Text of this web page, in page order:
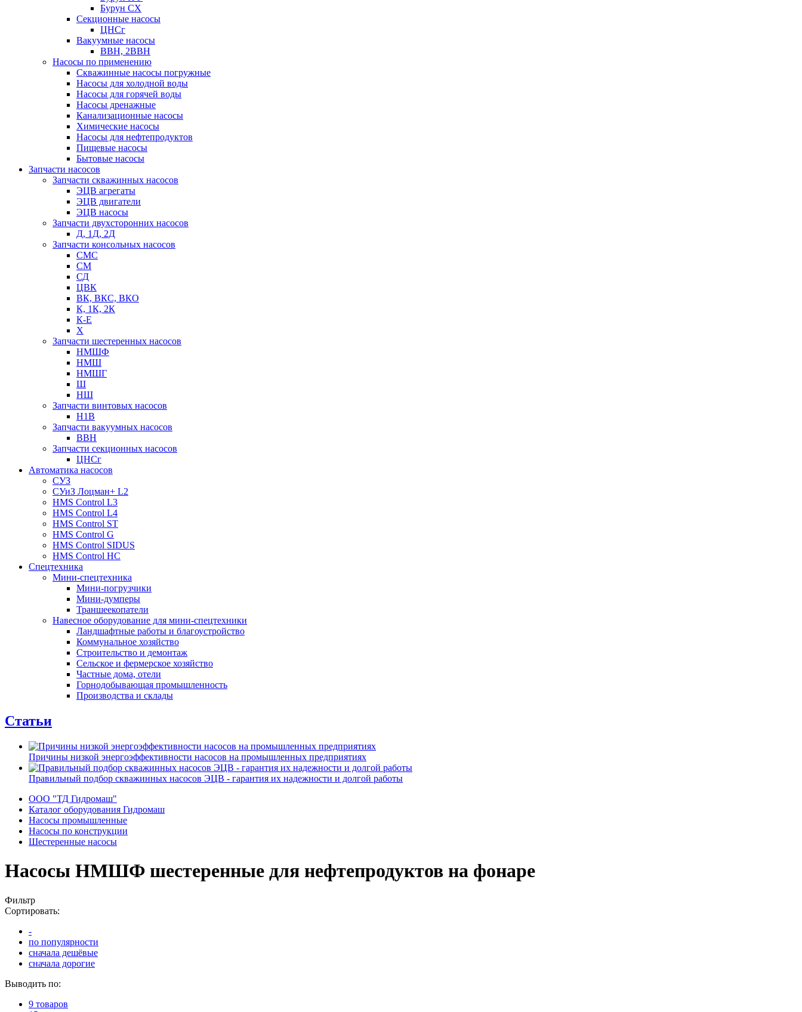
Бурун СХ
Секционные насосы
ЦНСг
Вакуумные насосы
ВВН, 2ВВН
Насосы по применению
Скважинные насосы погружные
Насосы для холодной воды
Насосы для горячей воды
Насосы дренажные
Канализационные насосы
Химические насосы
Насосы для нефтепродуктов
Пищевые насосы
Бытовые насосы
Запчасти насосов
Запчасти скважинных насосов
ЭЦВ агрегаты
ЭЦВ двигатели
ЭЦВ насосы
Запчасти двухсторонних насосов
Д, 1Д, 2Д
Запчасти консольных насосов
СМС
СМ
СД
ЦВК
ВК, ВКС, ВКО
К, 1К, 2К
К-Е
Х
Запчасти шестеренных насосов
НМШФ
НМШ
НМШГ
Ш
НШ
Запчасти винтовых насосов
Н1В
Запчасти вакуумных насосов
ВВН
Запчасти секционных насосов
ЦНСг
Автоматика насосов
СУЗ
СУиЗ Лоцман+ L2
HMS Control L3
HMS Control L4
HMS Control ST
HMS Control G
HMS Control SIDUS
HMS Control HC
Спецтехника
Мини-спецтехника
Мини-погрузчики
Мини-думперы
Траншеекопатели
Навесное оборудование для мини-спецтехники
Ландшафтные работы и благоустройство
Коммунальное хозяйство
Строительство и демонтаж
Сельское и фермерское хозяйство
Частные дома, отели
Горнодобывающая промышленность
Производства и склады
Статьи
Причины низкой энергоэффективности насосов на промышленных предприятиях
Правильный подбор скважинных насосов ЭЦВ - гарантия их надежности и долгой работы
ООО "ТД Гидромаш"
Каталог оборудования Гидромаш
Насосы промышленные
Насосы по конструкции
Шестеренные насосы
Насосы НМШФ шестеренные для нефтепродуктов на фонаре
Фильтр
Сортировать:
-
по популярности
сначала дешёвые
сначала дорогие
Выводить по:
9 товаров